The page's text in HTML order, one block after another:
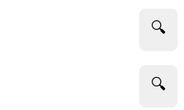
🔍
🔍